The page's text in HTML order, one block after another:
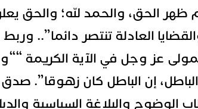
ظهر الحق، والحمد لله؛ والحق
العادلة تنتصر دائما”..
عز وجل في الآية الكريمة
إن الباطل كان زهوقا”. صدق
الوضوح والبلاغة السياسية